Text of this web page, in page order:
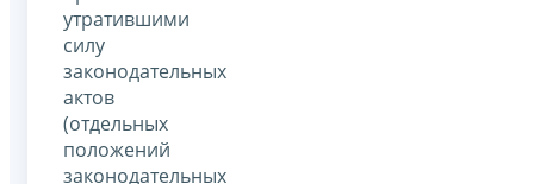
утратившими
силу
законодательных
актов
(отдельных
положений
законодательных